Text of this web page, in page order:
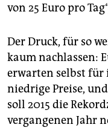
von 25 Euro pro
Der Druck, für so
kaum nachlassen:
erwarten selbst für
niedrige Preise,
soll 2015 die
vergangenen Jahr